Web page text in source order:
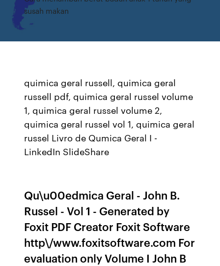
susah makan
quimica geral russell, quimica geral
russell pdf, quimica geral russel volume
1, quimica geral russel volume 2,
quimica geral russel vol 1, quimica geral
russel Livro de Qumica Geral I -
LinkedIn SlideShare
Qu\u00edmica Geral - John B.
Russel - Vol 1 - Generated by
Foxit PDF Creator Foxit Software
http\/www.foxitsoftware.com For
evaluation only Volume I John B